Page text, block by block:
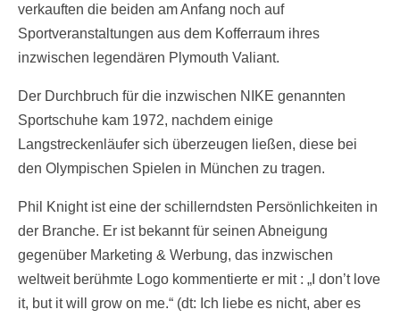
verkauften die beiden am Anfang noch auf
Sportveranstaltungen aus dem Kofferraum ihres
inzwischen legendären Plymouth Valiant.
Der Durchbruch für die inzwischen NIKE genannten
Sportschuhe kam 1972, nachdem einige
Langstreckenläufer sich überzeugen ließen, diese bei
den Olympischen Spielen in München zu tragen.
Phil Knight ist eine der schillerndsten Persönlichkeiten in
der Branche. Er ist bekannt für seinen Abneigung
gegenüber Marketing & Werbung, das inzwischen
weltweit berühmte Logo kommentierte er mit : „I don’t love
it, but it will grow on me.“ (dt: Ich liebe es nicht, aber es